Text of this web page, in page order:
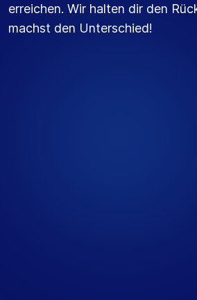
erreichen. Wir halten dir den
machst den Unterschied!